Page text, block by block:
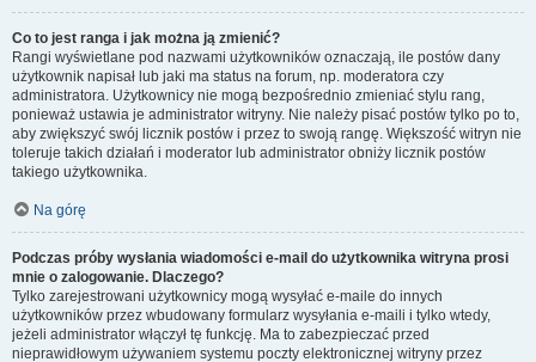
Co to jest ranga i jak można ją zmienić?
Rangi wyświetlane pod nazwami użytkowników oznaczają, ile postów dany
użytkownik napisał lub jaki ma status na forum, np. moderatora czy
administratora. Użytkownicy nie mogą bezpośrednio zmieniać stylu rang,
ponieważ ustawia je administrator witryny. Nie należy pisać postów tylko po to,
aby zwiększyć swój licznik postów i przez to swoją rangę. Większość witryn nie
toleruje takich działań i moderator lub administrator obniży licznik postów
takiego użytkownika.
Na górę
Podczas próby wysłania wiadomości e-mail do użytkownika witryna prosi
mnie o zalogowanie. Dlaczego?
Tylko zarejestrowani użytkownicy mogą wysyłać e-maile do innych
użytkowników przez wbudowany formularz wysyłania e-maili i tylko wtedy,
jeżeli administrator włączył tę funkcję. Ma to zabezpieczać przed
nieprawidłowym używaniem systemu poczty elektronicznej witryny przez